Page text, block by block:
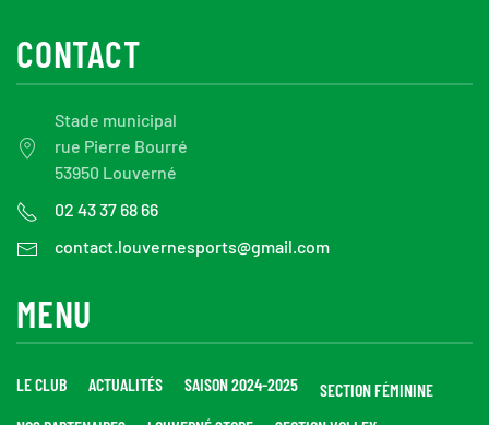
CONTACT
Stade municipal
rue Pierre Bourré
53950 Louverné
02 43 37 68 66
contact.louvernesports@gmail.com
MENU
LE CLUB ACTUALITÉS SAISON 2024-2025
SECTION FÉMININE